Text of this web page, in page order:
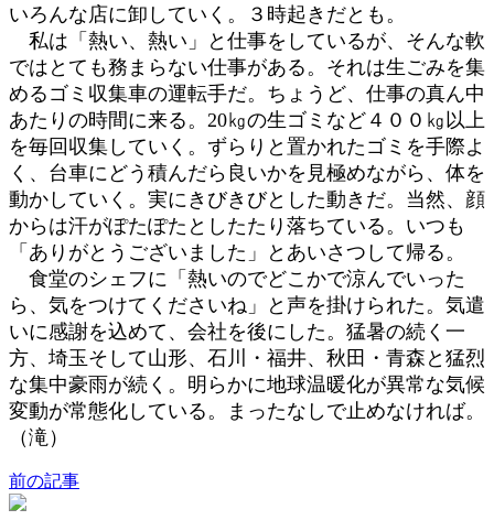
いろんな店に卸していく。３時起きだとも。
私は「熱い、熱い」と仕事をしているが、そんな軟
ではとても務まらない仕事がある。それは生ごみを集
めるゴミ収集車の運転手だ。ちょうど、仕事の真ん中
あたりの時間に来る。20㎏の生ゴミなど４００㎏以上
を毎回収集していく。ずらりと置かれたゴミを手際よ
く、台車にどう積んだら良いかを見極めながら、体を
動かしていく。実にきびきびとした動きだ。当然、顔
からは汗がぽたぽたとしたたり落ちている。いつも
「ありがとうございました」とあいさつして帰る。
食堂のシェフに「熱いのでどこかで涼んでいった
ら、気をつけてくださいね」と声を掛けられた。気遣
いに感謝を込めて、会社を後にした。猛暑の続く一
方、埼玉そして山形、石川・福井、秋田・青森と猛烈
な集中豪雨が続く。明らかに地球温暖化が異常な気候
変動が常態化している。まったなしで止めなければ。
（滝）
前の記事